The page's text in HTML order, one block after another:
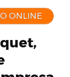
ONLINE